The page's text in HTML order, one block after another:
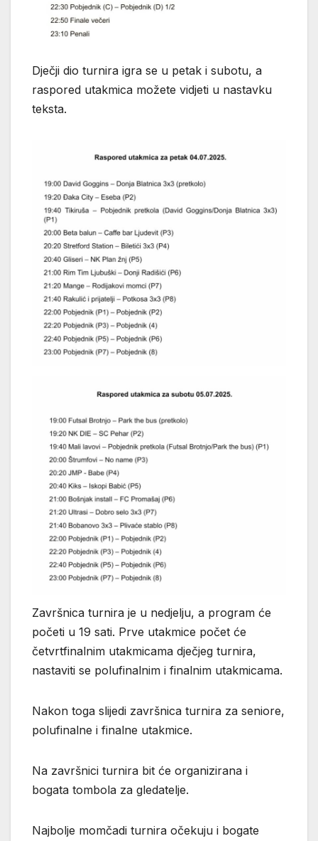
Dječji dio turnira igra se u petak i subotu, a
raspored utakmica možete vidjeti u nastavku
teksta.
Završnica turnira je u nedjelju, a program će
početi u 19 sati. Prve utakmice počet će
četvrtfinalnim utakmicama dječjeg turnira,
nastaviti se polufinalnim i finalnim utakmicama.
Nakon toga slijedi završnica turnira za seniore,
polufinalne i finalne utakmice.
Na završnici turnira bit će organizirana i
bogata tombola za gledatelje.
Najbolje momčadi turnira očekuju i bogate